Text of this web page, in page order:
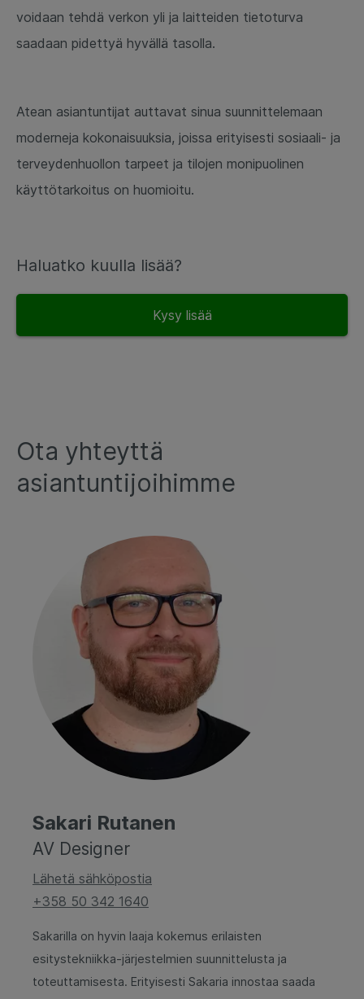
voidaan tehdä verkon yli ja laitteiden tietoturva
saadaan pidettyä hyvällä tasolla.
Atean asiantuntijat auttavat sinua suunnittelemaan
moderneja kokonaisuuksia, joissa erityisesti sosiaali- ja
terveydenhuollon tarpeet ja tilojen monipuolinen
käyttötarkoitus on huomioitu.
Haluatko kuulla lisää?
Kysy lisää
Ota yhteyttä
asiantuntijoihimme
Sakari Rutanen
AV Designer
Lähetä sähköpostia
+358 50 342 1640
Sakarilla on hyvin laaja kokemus erilaisten
esitystekniikka-järjestelmien suunnittelusta ja
toteuttamisesta. Erityisesti Sakaria innostaa saada